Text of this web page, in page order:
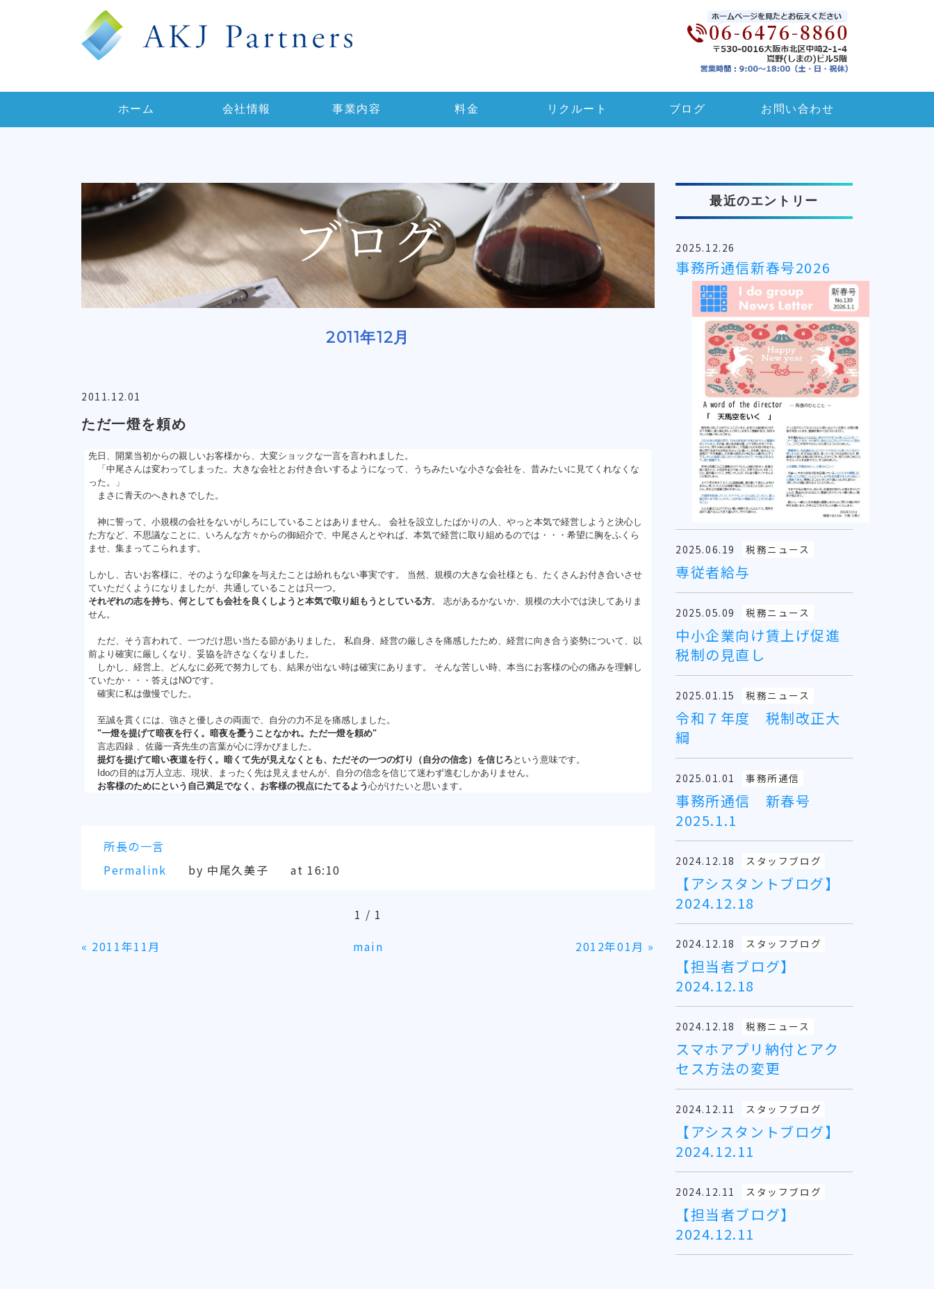
ホーム 会社情報 事業内容 料金 リクルート ブログ お問い合わせ
ブログ
2011年12月
2011.12.01
ただ一燈を頼め
先日、開業当初からの親しいお客様から、大変ショックな一言を言われました。
「中尾さんは変わってしまった。大きな会社とお付き合いするようになって、うちみたいな小さな会社を、昔みたいに見てくれなくな
った。」
まさに青天のへきれきでした。
神に誓って、小規模の会社をないがしろにしていることはありません。 会社を設立したばかりの人、やっと本気で経営しようと決心し
た方など、不思議なことに、いろんな方々からの御紹介で、中尾さんとやれば、本気で経営に取り組めるのでは・・・希望に胸をふくら
ませ、集まってこられます。
しかし、古いお客様に、そのような印象を与えたことは紛れもない事実です。 当然、規模の大きな会社様とも、たくさんお付き合いさせ
ていただくようになりましたが、共通していることは只一つ。
それぞれの志を持ち、何としても会社を良くしようと本気で取り組もうとしている方。 志があるかないか、規模の大小では決してありま
せん。
ただ、そう言われて、一つだけ思い当たる節がありました。 私自身、経営の厳しさを痛感したため、経営に向き合う姿勢について、以
前より確実に厳しくなり、妥協を許さなくなりました。
しかし、経営上、どんなに必死で努力しても、結果が出ない時は確実にあります。 そんな苦しい時、本当にお客様の心の痛みを理解し
ていたか・・・答えはNOです。
確実に私は傲慢でした。
至誠を貫くには、強さと優しさの両面で、自分の力不足を痛感しました。
"一燈を提げて暗夜を行く。暗夜を憂うことなかれ。ただ一燈を頼め"
言志四録 、佐藤一斉先生の言葉が心に浮かびました。
提灯を提げて暗い夜道を行く。暗くて先が見えなくとも、ただその一つの灯り（自分の信念）を信じろ という意味です。
Idoの目的は万人立志、現状、まったく先は見えませんが、自分の信念を信じて迷わず進むしかありません。
お客様のためにという自己満足でなく、お客様の視点にたてるよう 心がけたいと思います。
所長の一言
Permalink
by 中尾久美子 at 16:10
1 / 1
« 2011年11月 main 2012年01月 »
最近のエントリー
2025.12.26
事務所通信新春号2026
2025.06.19 税務ニュース
専従者給与
2025.05.09 税務ニュース
中小企業向け賃上げ促進
税制の見直し
2025.01.15 税務ニュース
令和７年度 税制改正大
綱
2025.01.01 事務所通信
事務所通信 新春号
2025.1.1
2024.12.18 スタッフブログ
【アシスタントブログ】
2024.12.18
2024.12.18 スタッフブログ
【担当者ブログ】
2024.12.18
2024.12.18 税務ニュース
スマホアプリ納付とアク
セス方法の変更
2024.12.11 スタッフブログ
【アシスタントブログ】
2024.12.11
2024.12.11 スタッフブログ
【担当者ブログ】
2024.12.11